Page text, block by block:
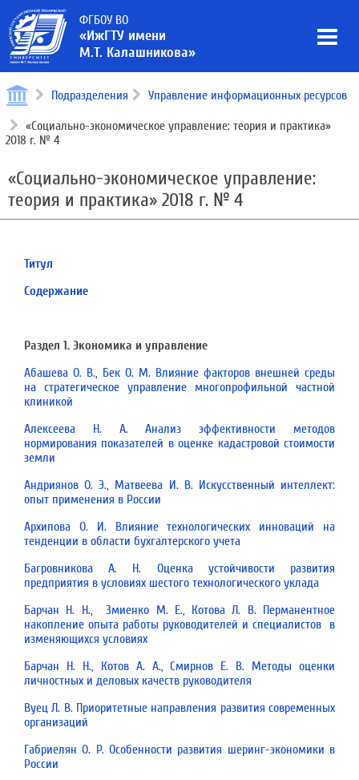
ФГБОУ ВО
«ИжГТУ имени
М.Т. Калашникова»
Подразделения Управление информационных ресурсов
«Социально-экономическое управление: теория и практика»
2018 г. № 4
«Социально-экономическое управление:
теория и практика» 2018 г. № 4
Титул
Содержание
Раздел 1. Экономика и управление
Абашева О. В., Бек О. М. Влияние факторов внешней среды
на стратегическое управление многопрофильной частной
клиникой
Алексеева Н. А. Анализ эффективности методов
нормирования показателей в оценке кадастровой стоимости
земли
Андриянов О. Э., Матвеева И. В. Искусственный интеллект:
опыт применения в России
Архипова О. И. Влияние технологических инноваций на
тенденции в области бухгалтерского учета
Багровникова А. Н. Оценка устойчивости развития
предприятия в условиях шестого технологического уклада
Барчан Н. Н., Змиенко М. Е., Котова Л. В. Перманентное
накопление опыта работы руководителей и специалистов в
изменяющихся условиях
Барчан Н. Н., Котов А. А., Смирнов Е. В. Методы оценки
личностных и деловых качеств руководителя
Вуец Л. В. Приоритетные направления развития современных
организаций
Габриелян О. Р. Особенности развития шеринг-экономики в
России